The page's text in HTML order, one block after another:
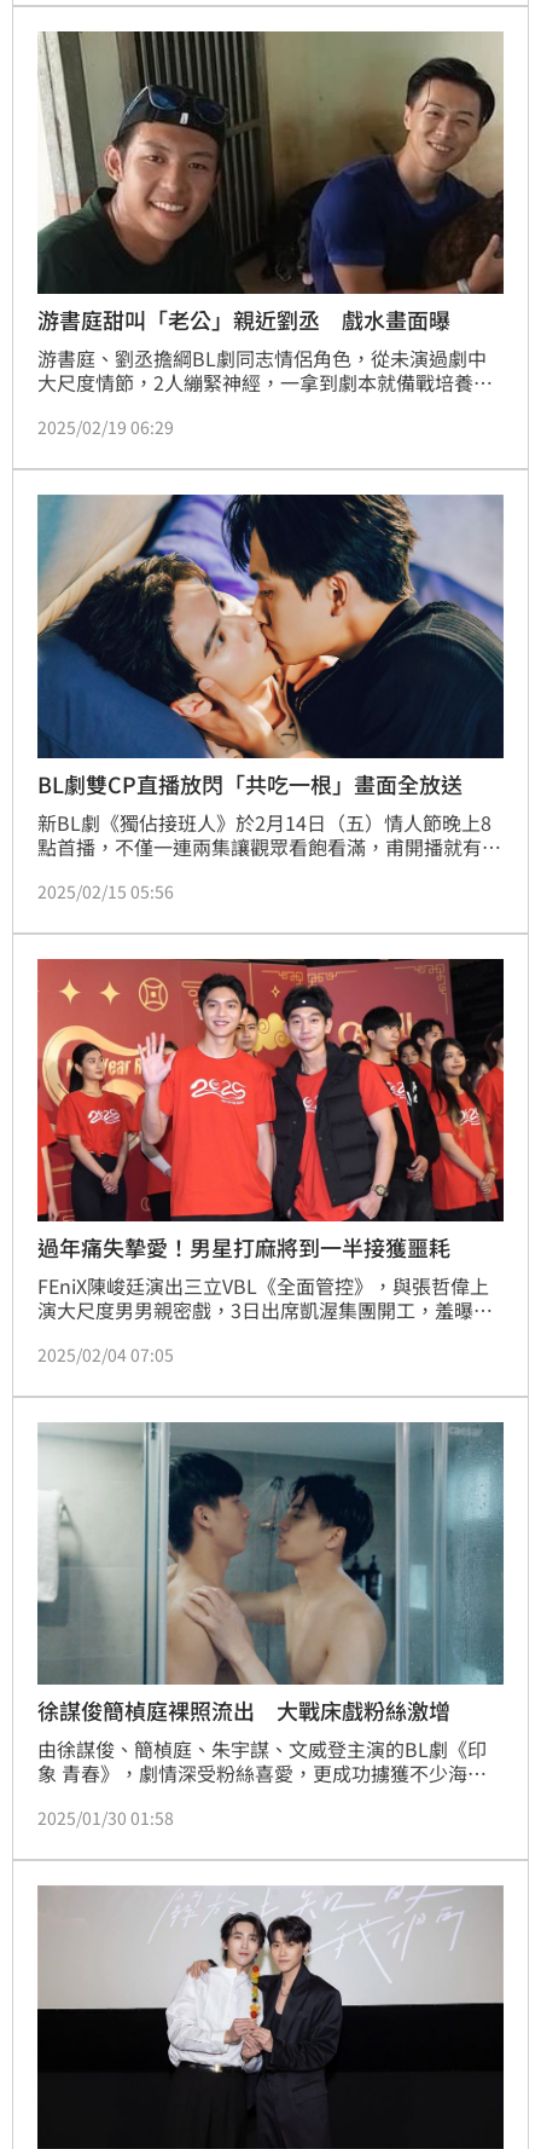
游書庭甜叫「老公」親近劉丞 戲水畫面曝
游書庭、劉丞擔綱BL劇同志情侶角色，從未演過劇中
大尺度情節，2人繃緊神經，一拿到劇本就備戰培養感
以「老公」互稱對方，游書庭笑著透露，有時還會不自
2025/02/19 06:29
BL劇雙CP直播放閃「共吃一根」畫面全放送
新BL劇《獨佔接班人》於2月14日（五）情人節晚上8
點首播，不僅一連兩集讓觀眾看飽看滿，甫開播就有吻
生、張家陞以及「圖章CP」徐瑋澤、朴靖恆也在播出
片，不僅嗆聲要「互比大小」，還搶著互吃Pocky棒拚
放閃，讓留言區觀眾笑歪，直言「他們是綜藝魂爆發了
嗎？」趙浩雲
2025/02/15 05:56
過年痛失摯愛！男星打麻將到一半接獲噩耗
FEniX陳峻廷演出三立VBL《全面管控》，與張哲偉上
演大尺度男男親密戲，3日出席凱渥集團開工，羞曝過
笑著看完，最後也深受劇情感動，同時也對兒子成為戲
也很為我開心終於演到男主角」。
2025/02/04 07:05
徐謀俊簡楨庭裸照流出 大戰床戲粉絲激增
由徐謀俊、簡楨庭、朱宇謀、文威登主演的BL劇《印
象 青春》，劇情深受粉絲喜愛，更成功擄獲不少海外
其徐謀俊演出的代課老師「余行」和簡楨庭演出的屁孩
情特別受到關注。
2025/01/30 01:58